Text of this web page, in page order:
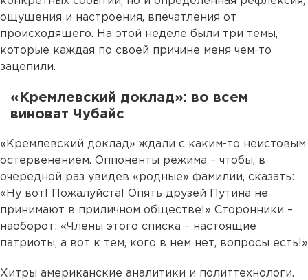
ощущения и настроения, впечатления от
происходящего. На этой неделе были три темы,
которые каждая по своей причине меня чем-то
зацепили.
«Кремлевский доклад»: во всем
виноват Чубайс
«Кремлевский доклад» ждали с каким-то неистовым
остервенением. Оппоненты режима – чтобы, в
очередной раз увидев «родные» фамилии, сказать:
«Ну вот! Пожалуйста! Опять друзей Путина не
принимают в приличном обществе!» Сторонники –
наоборот: «Члены этого списка – настоящие
патриоты, а вот к тем, кого в нем нет, вопросы есть!»
Хитры американские аналитики и политтехнологи.